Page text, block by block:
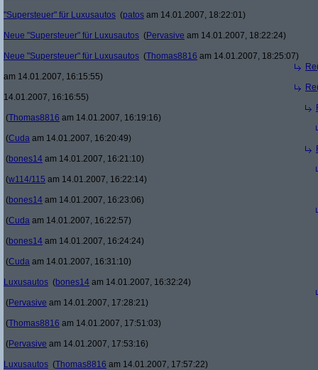
"Supersteuer" für Luxusautos (patos am 14.01.2007, 18:22:01)
Neue "Supersteuer" für Luxusautos (Pervasive am 14.01.2007, 18:22:24)
Neue "Supersteuer" für Luxusautos (Thomas8816 am 14.01.2007, 18:25:07)
am 14.01.2007, 16:15:55)
14.01.2007, 16:16:55)
(Thomas8816 am 14.01.2007, 16:19:16)
(Cuda am 14.01.2007, 16:20:49)
(bones14 am 14.01.2007, 16:21:10)
(w114/115 am 14.01.2007, 16:22:14)
(bones14 am 14.01.2007, 16:23:06)
(Cuda am 14.01.2007, 16:22:57)
(bones14 am 14.01.2007, 16:24:24)
(Cuda am 14.01.2007, 16:31:10)
Luxusautos (bones14 am 14.01.2007, 16:32:24)
(Pervasive am 14.01.2007, 17:28:21)
(Thomas8816 am 14.01.2007, 17:51:03)
(Pervasive am 14.01.2007, 17:53:16)
Luxusautos (Thomas8816 am 14.01.2007, 17:57:22)